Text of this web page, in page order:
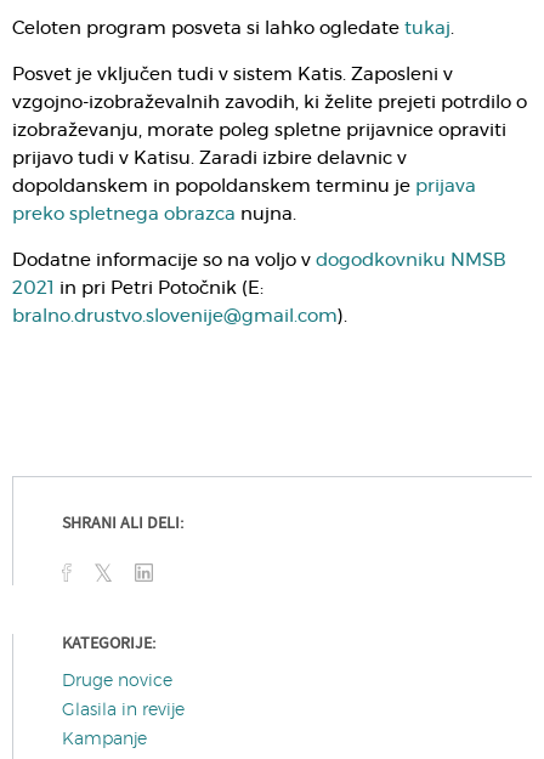
Celoten program posveta si lahko ogledate tukaj.
Posvet je vključen tudi v sistem Katis. Zaposleni v
vzgojno-izobraževalnih zavodih, ki želite prejeti potrdilo o
izobraževanju, morate poleg spletne prijavnice opraviti
prijavo tudi v Katisu. Zaradi izbire delavnic v
dopoldanskem in popoldanskem terminu je prijava
preko spletnega obrazca nujna.
Dodatne informacije so na voljo v dogodkovniku NMSB
2021
in pri Petri Potočnik (E:
bralno.drustvo.slovenije@gmail.com).
SHRANI ALI DELI:
KATEGORIJE:
Druge novice
Glasila in revije
Kampanje